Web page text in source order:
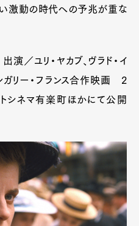
い激動の時代への予兆が重な
／ユリ・ヤカブ、ヴラド・イ
リー・フランス合作映画 2
シネマ有楽町ほかにて公開